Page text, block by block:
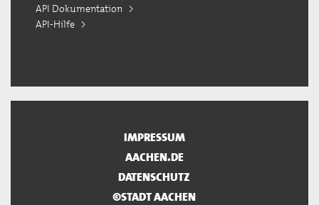
API Dokumentation
API-Hilfe
IMPRESSUM
AACHEN.DE
DATENSCHUTZ
©STADT AACHEN